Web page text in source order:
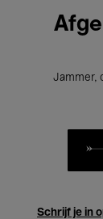
Jammer,
Schrijf je in